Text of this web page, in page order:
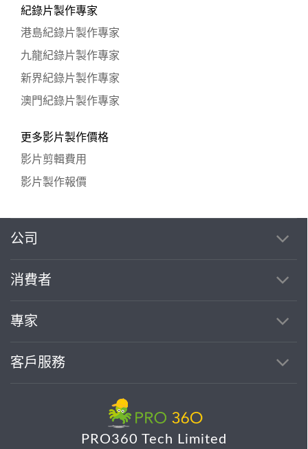
紀錄片製作專家
港島紀錄片製作專家
九龍紀錄片製作專家
新界紀錄片製作專家
澳門紀錄片製作專家
更多影片製作價格
影片剪輯費用
影片製作報價
公司
消費者
專家
客戶服務
PRO360 Tech Limited